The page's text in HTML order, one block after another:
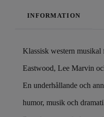
INFORMATION
Klassisk western
Eastwood, Lee Marvin
En underhållande och
humor, musik och